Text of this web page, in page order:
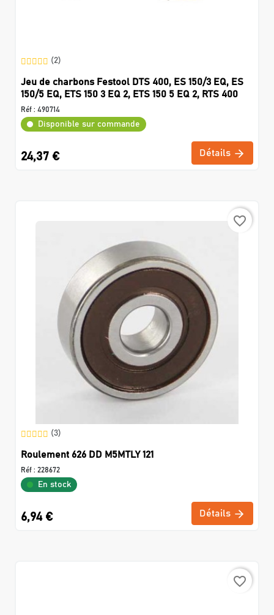
(2)
Jeu de charbons Festool DTS 400, ES 150/3 EQ, ES
150/5 EQ, ETS 150 3 EQ 2, ETS 150 5 EQ 2, RTS 400
Réf : 490714
Disponible sur commande
24,37 € Détails
favorite_border
(3)
Roulement 626 DD M5MTLY 121
Réf : 228672
En stock
6,94 € Détails
favorite_border